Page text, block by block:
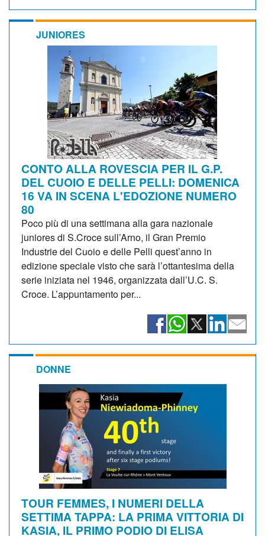
JUNIORES
CONTO ALLA ROVESCIA PER IL G.P.
DEL CUOIO E DELLE PELLI: DOMENICA
16 VA IN SCENA L'EDOZIONE NUMERO
80
Poco più di una settimana alla gara nazionale
juniores di S.Croce sull’Arno, il Gran Premio
Industrie del Cuoio e delle Pelli quest’anno in
edizione speciale visto che sarà l’ottantesima della
serie iniziata nel 1946, organizzata dall’U.C. S.
Croce. L’appuntamento per...
DONNE
TOUR FEMMES, I NUMERI DELLA
SETTIMA TAPPA: LA PRIMA VITTORIA DI
KASIA, IL PRIMO PODIO DI ELISA